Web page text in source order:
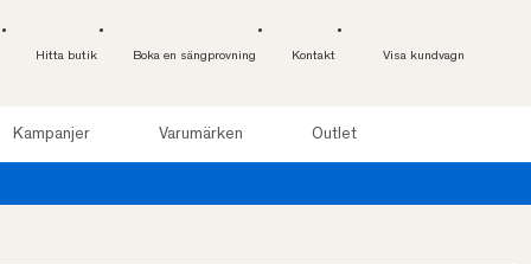
Hitta butik Boka en sängprovning Kontakt Visa kundvagn
Kampanjer Varumärken Outlet